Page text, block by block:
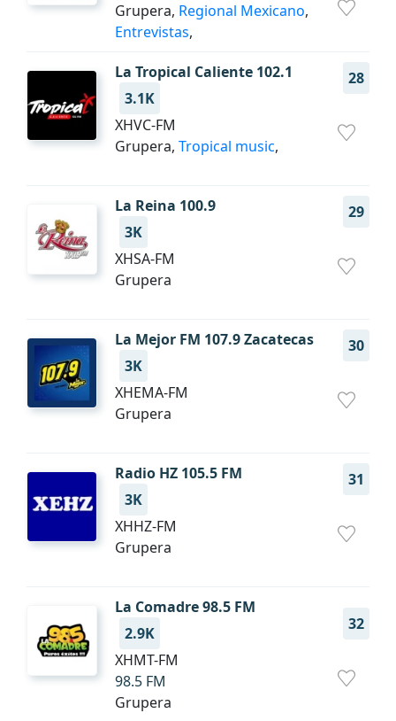
Grupera, Regional Mexicano,
Entrevistas,
La Tropical Caliente 102.1
28
3.1K
XHVC-FM
Grupera, Tropical music,
La Reina 100.9
29
3K
XHSA-FM
Grupera
La Mejor FM 107.9 Zacatecas
30
3K
XHEMA-FM
Grupera
Radio HZ 105.5 FM
31
3K
XHHZ-FM
Grupera
La Comadre 98.5 FM
32
2.9K
XHMT-FM
98.5 FM
Grupera